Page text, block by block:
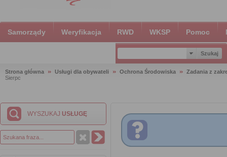
Samorządy Weryfikacja RWD WKSP Pomoc
Strona główna Usługi dla obywateli Ochrona Środowiska
Zadania z
Sierpc
WYSZUKAJ USŁUGĘ